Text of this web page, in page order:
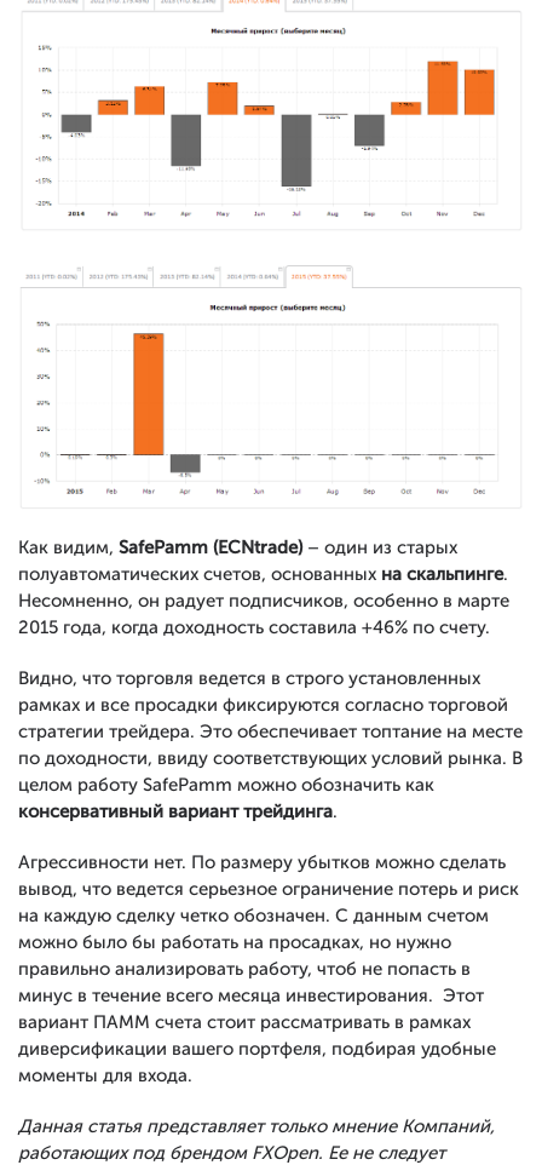
Как видим, SafePamm (ECNtrade)– один из старых
полуавтоматических счетов, основанных на скальпинге.
Несомненно, он радует подписчиков, особенно в марте
2015 года, когда доходность составила +46% по счету.
Видно, что торговля ведется в строго установленных
рамках и все просадки фиксируются согласно торговой
стратегии трейдера. Это обеспечивает топтание на месте
по доходности, ввиду соответствующих условий рынка. В
целом работу SafePamm можно обозначить как
консервативный вариант трейдинга.
Агрессивности нет. По размеру убытков можно сделать
вывод, что ведется серьезное ограничение потерь и риск
на каждую сделку четко обозначен. С данным счетом
можно было бы работать на просадках, но нужно
правильно анализировать работу, чтоб не попасть в
минус в течение всего месяца инвестирования. Этот
вариант ПАММ счета стоит рассматривать в рамках
диверсификации вашего портфеля, подбирая удобные
моменты для входа.
Данная статья представляет только мнение Компаний,
работающих под брендом FXOpen. Ее не следует